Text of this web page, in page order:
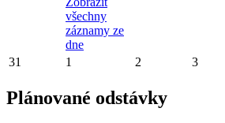
všechny
záznamy ze
dne
31 1 2 3
Plánované odstávky